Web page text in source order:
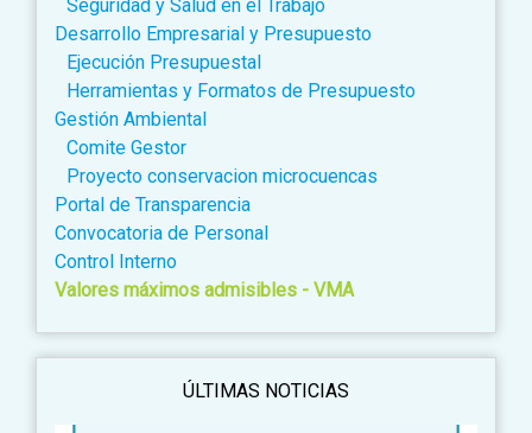
Seguridad y Salud en el Trabajo
Desarrollo Empresarial y Presupuesto
Ejecución Presupuestal
Herramientas y Formatos de Presupuesto
Gestión Ambiental
Comite Gestor
Proyecto conservacion microcuencas
Portal de Transparencia
Convocatoria de Personal
Control Interno
Valores máximos admisibles - VMA
ÚLTIMAS NOTICIAS